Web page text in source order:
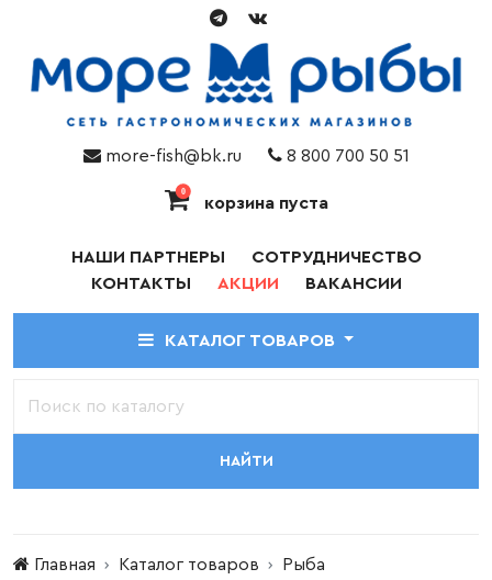
more-fish@bk.ru 8 800 700 50 51
0
корзина пуста
НАШИ ПАРТНЕРЫ
СОТРУДНИЧЕСТВО
КОНТАКТЫ
АКЦИИ ВАКАНСИИ
КАТАЛОГ ТОВАРОВ
НАЙТИ
Главная Каталог товаров
Рыба